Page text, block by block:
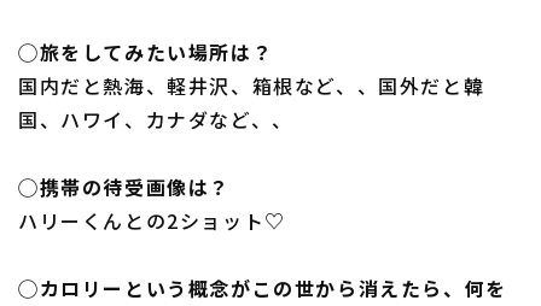
◯旅をしてみたい場所は？
国内だと熱海、軽井沢、箱根など、、国外だと韓
国、ハワイ、カナダなど、、
◯携帯の待受画像は？
ハリーくんとの2ショット♡
◯カロリーという概念がこの世から消えたら、何を